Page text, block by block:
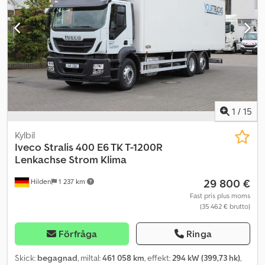
882 cc Växellåda Växellåda: ZF16S2220TO, manuell växellåda
Credpjzrma Esfx Agmsf Axelkonfiguration Däckdimension: 13R22.5
Bromsar: Trumbromsar Fjädring: Bladfjädring Framaxel 1: Styrbar
Framaxel 2: Styrbar Vikter Tjänstevikt: 16 200 kg Lastkapacitet: 24
800 kg Totalvikt: 41 000 kg Funktionellt Pump: Ja
1 / 15
Hilden 1 237 km
Kylbil
Iveco Stralis 400 E6 TK T-1200R
Lenkachse Strom Klima
29 800 €
Fast pris plus moms
(35 462 € brutto)
Förfråga Ringa
Skick: begagnad, miltal:461 058 km, effekt:294 kW (399,73 hk),